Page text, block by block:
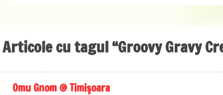
Articole cu tagul “Groovy Gravy
Omu Gnom @ Timişoara